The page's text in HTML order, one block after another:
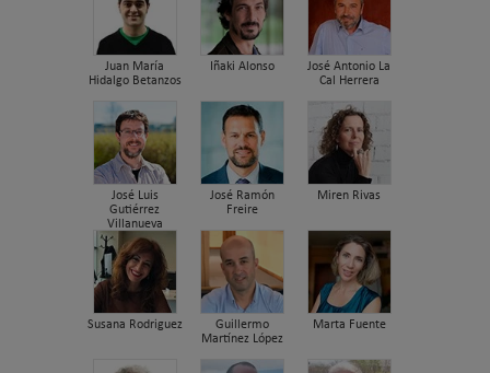
Juan María
Hidalgo Betanzos
Iñaki Alonso
José Antonio La
Cal Herrera
José Luis
Gutiérrez
Villanueva
José Ramón
Freire
Miren Rivas
Susana Rodriguez
Guillermo
Martínez López
Marta Fuente